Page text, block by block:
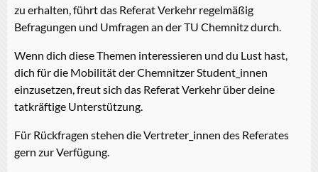
zu erhalten, führt das Referat Verkehr regelmäßig
Befragungen und Umfragen an der TU Chemnitz durch.
Wenn dich diese Themen interessieren und du Lust hast,
dich für die Mobilität der Chemnitzer Student_innen
einzusetzen, freut sich das Referat Verkehr über deine
tatkräftige Unterstützung.
Für Rückfragen stehen die Vertreter_innen des Referates
gern zur Verfügung.